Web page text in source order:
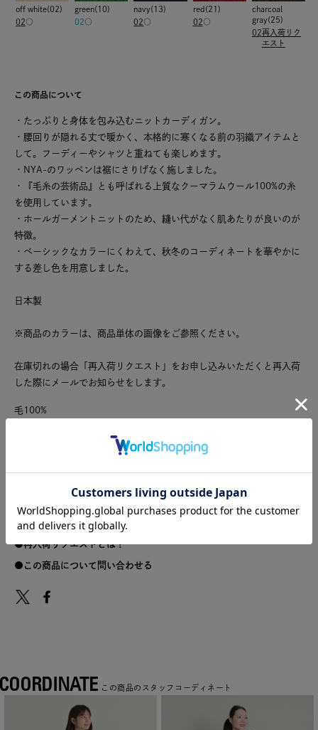
off white(02)
02○
green(10)
02○
navy(13)
02○
red(21)
02○
charcoal
gray(25)
02再入荷リク
エスト
この商品について
・たっぷりと身体を包み込むニットカーディガン。
・腰回りが隠れる丈で暖かく、本格的に寒くなる前の羽織アイテムと
して。フーディーやシャツと重ねても楽しめます。
・NYA-のワッペンは裾にさりげなく施しました。
・『毛糸の芸術品』とも呼ばれる上質なクーマラムウール100%の糸
を使用しています。
・ホールガーメントニットのため、縫い代がなく肌あたりが良いのが
特徴。
・ベーシックなカラーにくわえて、秋冬のコーディネートを華やかに
する差し色を用意しました。
日本製
※商品のカラーは、商品単体の画像をご参照ください。
在庫切れの場合「再入荷リクエスト」をお申し込みいただくと再入荷
した際にメールでお知らせをします。
毛100%
58 80.5
再入荷リクエストとは？
この商品について問い合わせる
この商品のスタッフコーディネート